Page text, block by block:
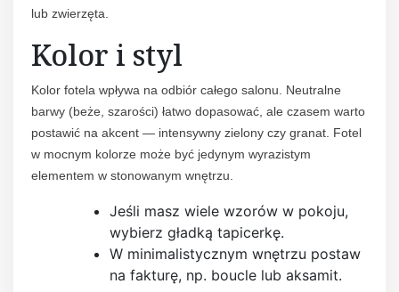
lub zwierzęta.
Kolor i styl
Kolor fotela wpływa na odbiór całego salonu. Neutralne
barwy (beże, szarości) łatwo dopasować, ale czasem warto
postawić na akcent — intensywny zielony czy granat. Fotel
w mocnym kolorze może być jedynym wyrazistym
elementem w stonowanym wnętrzu.
Jeśli masz wiele wzorów w pokoju,
wybierz gładką tapicerkę.
W minimalistycznym wnętrzu postaw
na fakturę, np. boucle lub aksamit.